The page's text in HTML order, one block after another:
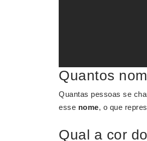
Quantos
Quantas pessoas se
esse nome, o que
Qual a cor